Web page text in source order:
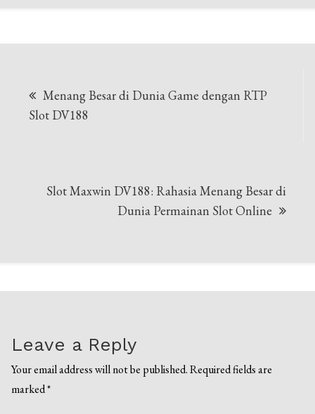
navigation
Menang Besar di Dunia Game dengan RTP
Slot DV188
Slot Maxwin DV188: Rahasia Menang Besar di
Dunia Permainan Slot Online
Leave a Reply
Your email address will not be published. Required fields are
marked*